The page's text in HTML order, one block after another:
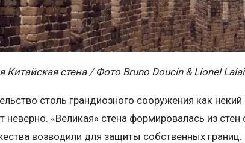
Китайская стена / Фото Bruno Doucin & Lionel
столь грандиозного сооружения как
неверно. «Великая» стена формировалась из
возводили для защиты собственных границ.